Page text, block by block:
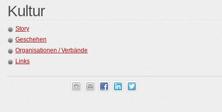
Kultur
Story
Geschehen
Organisationen / Verbände
Links